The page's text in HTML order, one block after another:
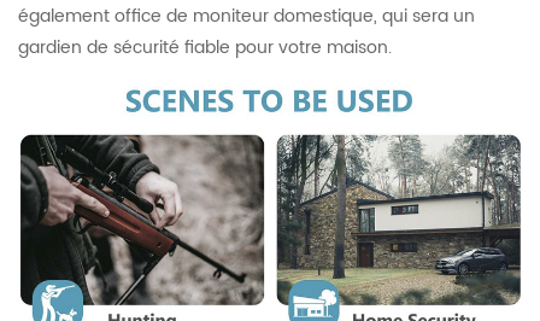
également office de moniteur domestique, qui sera un
gardien de sécurité fiable pour votre maison.